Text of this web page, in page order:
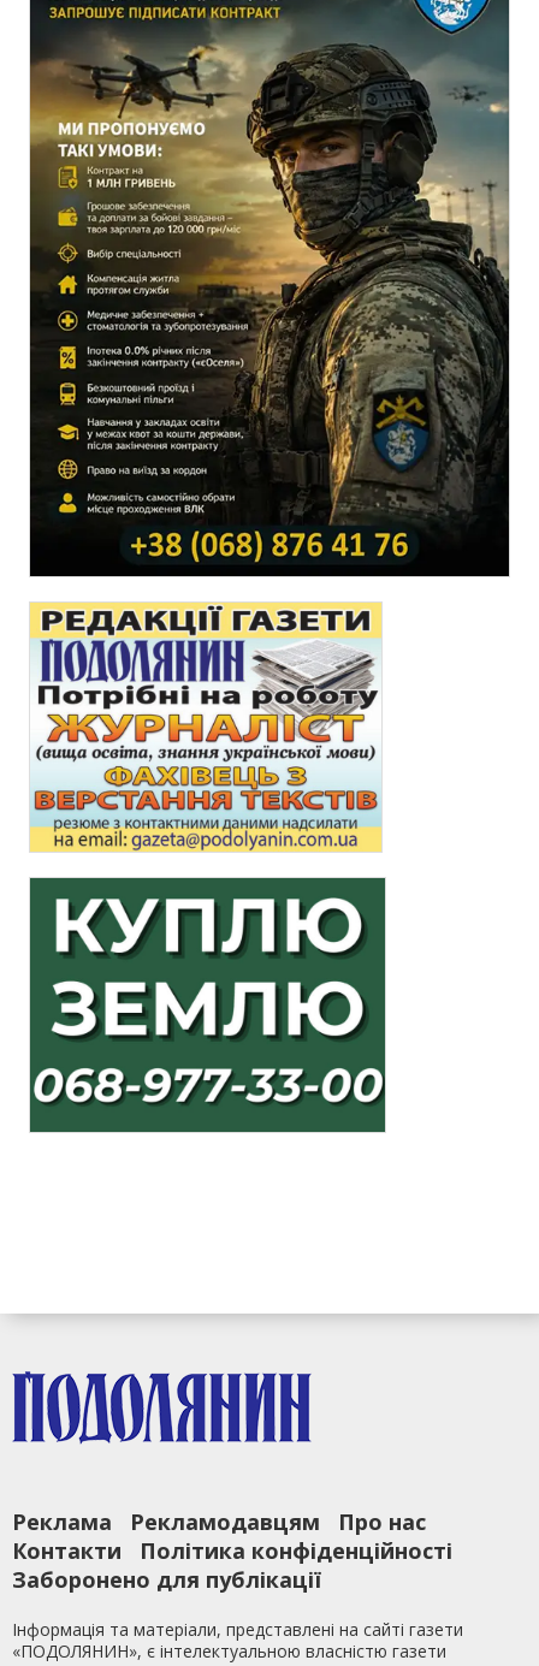
Реклама Рекламодавцям
Про нас
Контакти
Політика конфіденційності
Заборонено для публікації
Інформація та матеріали, представлені на сайті газети
«ПОДОЛЯНИН», є інтелектуальною власністю газети